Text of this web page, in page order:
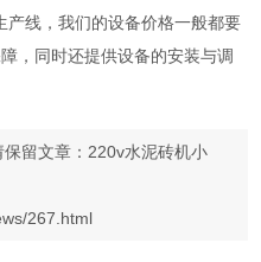
线，我们的设备价格一般都要
，同时还提供设备的安装与调
留文章：220v水泥砖机小
267.html